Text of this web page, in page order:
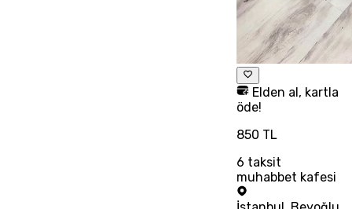
Elden al, kartla
öde!
850 TL
6 taksit
muhabbet kafesi